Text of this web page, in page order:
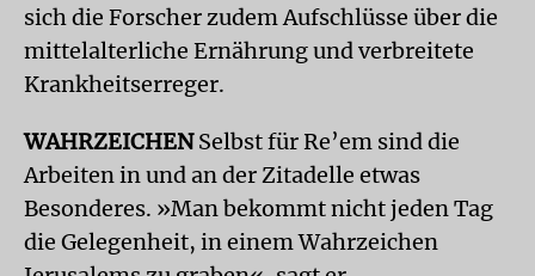
sich die Forscher zudem Aufschlüsse über die
mittelalterliche Ernährung und verbreitete
Krankheitserreger.
WAHRZEICHENSelbst für Re’em sind die
Arbeiten in und an der Zitadelle etwas
Besonderes. »Man bekommt nicht jeden Tag
die Gelegenheit, in einem Wahrzeichen